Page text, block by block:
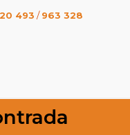
493 /963 328